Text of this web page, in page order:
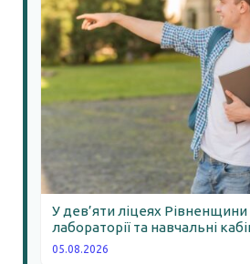
У дев’яти ліцеях
лабораторії та навчальні
05.08.2026